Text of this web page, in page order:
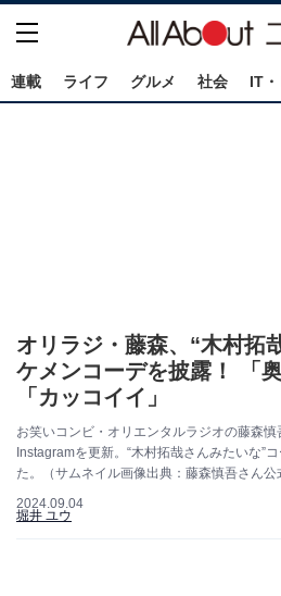
連載 ライフ グルメ 社会 IT
オリラジ・藤森、“木村拓
ケメンコーデを披露！ 「
「カッコイイ」
お笑いコンビ・オリエンタルラジオの藤森
Instagramを更新。“木村拓哉さんみたいな”
た。（サムネイル画像出典：藤森慎吾さん公
2024.09.04
堀井 ユウ